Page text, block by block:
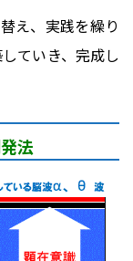
え、実践を繰り
ていき、完成し
法